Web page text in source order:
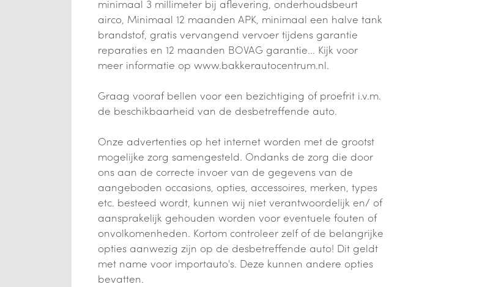
minimaal 3 millimeter bij aflevering, onderhoudsbeurt
airco, Minimaal 12 maanden APK, minimaal een halve tank
brandstof, gratis vervangend vervoer tijdens garantie
reparaties en 12 maanden BOVAG garantie... Kijk voor
meer informatie op www.bakkerautocentrum.nl.
Graag vooraf bellen voor een bezichtiging of proefrit i.v.m.
de beschikbaarheid van de desbetreffende auto.
Onze advertenties op het internet worden met de grootst
mogelijke zorg samengesteld. Ondanks de zorg die door
ons aan de correcte invoer van de gegevens van de
aangeboden occasions, opties, accessoires, merken, types
etc. besteed wordt, kunnen wij niet verantwoordelijk en/ of
aansprakelijk gehouden worden voor eventuele fouten of
onvolkomenheden. Kortom controleer zelf of de belangrijke
opties aanwezig zijn op de desbetreffende auto! Dit geldt
met name voor importauto's. Deze kunnen andere opties
bevatten.